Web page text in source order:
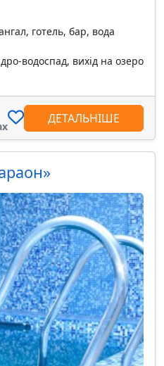
готель, бар, вода
водоспад, вихід на озеро
ДЕТАЛЬНІШЕ